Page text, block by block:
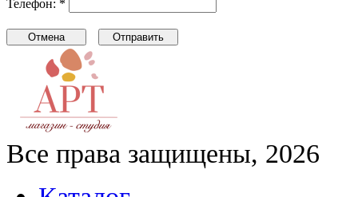
Телефон: *
Все права защищены, 2026